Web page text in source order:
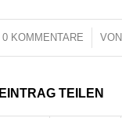
0 KOMMENTARE
/ VON
EINTRAG TEILEN